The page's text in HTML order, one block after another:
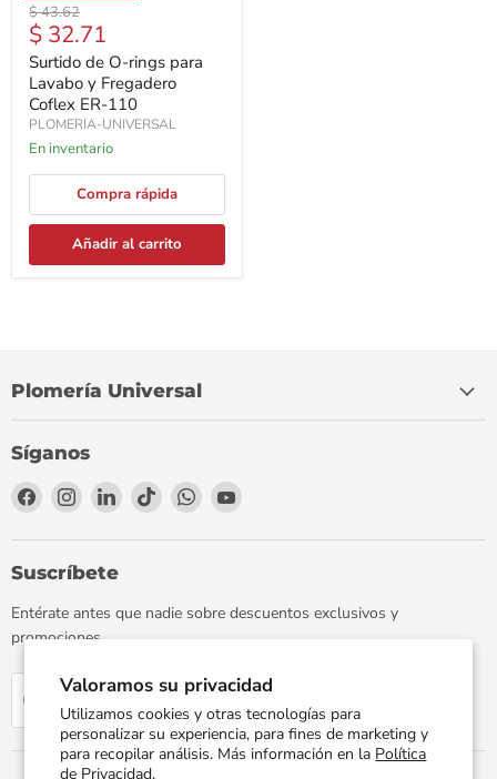
Valoramos su privacidad
Utilizamos cookies y otras tecnologías para
personalizar su experiencia, para fines de marketing y
para recopilar análisis. Más información en la Política
de Privacidad.
Precio
original
$ 43.62
Precio
actual
$ 32.71
Surtido de O-rings para
Lavabo y Fregadero
Coflex ER-110
PLOMERIA-UNIVERSAL
En inventario
Compra rápida
Añadir al carrito
Plomería Universal
Síganos
Encuéntrenos
Facebook
Encuéntrenos
Instagram
Encuéntrenos
LinkedIn
Encuéntrenos
TikTok
Encuéntrenos
WhatsApp
Encuéntrenos
YouTube
Suscríbete
Entérate antes que nadie sobre descuentos exclusivos y
promociones.
Correo electrónico